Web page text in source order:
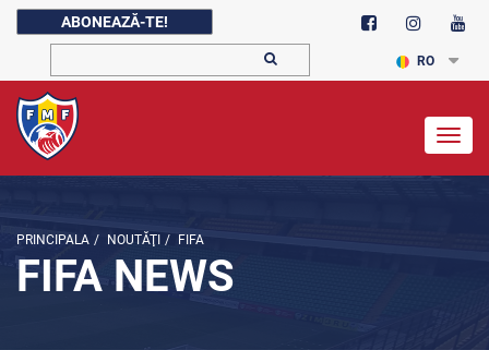
ABONEAZĂ-TE!
RO
PRINCIPALA / NOUTĂŢI / FIFA
FIFA NEWS